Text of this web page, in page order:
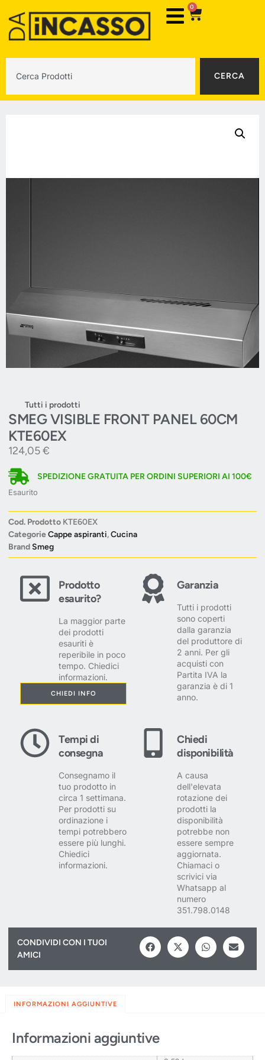
0
CERCA
Tutti i prodotti
SMEG VISIBLE FRONT PANEL 60CM
KTE60EX
124,05€
SPEDIZIONE GRATUITA PER ORDINI SUPERIORI AI 100€
Esaurito
Cod. Prodotto KTE60EX
CategorieCappe aspiranti,Cucina
BrandSmeg
Prodotto
esaurito?
La maggior parte
dei prodotti
esauriti è
reperibile in poco
tempo. Chiedici
informazioni.
CHIEDI INFO
Garanzia
Tutti i prodotti
sono coperti
dalla garanzia
del produttore di
2 anni. Per gli
acquisti con
Partita IVA la
garanzia è di 1
anno.
Tempi di
consegna
Consegnamo il
tuo prodotto in
circa 1 settimana.
Per prodotti su
ordinazione i
tempi potrebbero
essere più lunghi.
Chiedici
informazioni.
Chiedi
disponibilità
A causa
dell'elevata
rotazione dei
prodotti la
disponibilità
potrebbe non
essere sempre
aggiornata.
Chiamaci o
scrivici via
Whatsapp al
numero
351.798.0148
CONDIVIDI CON I TUOI
AMICI
INFORMAZIONI AGGIUNTIVE
Informazioni aggiuntive